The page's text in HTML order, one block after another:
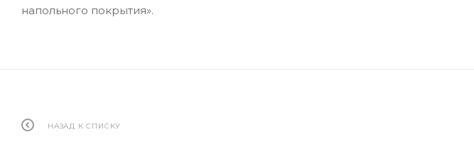
напольного покрытия».
НАЗАД К СПИСКУ